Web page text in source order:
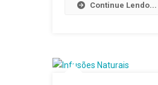
Continue Lendo...